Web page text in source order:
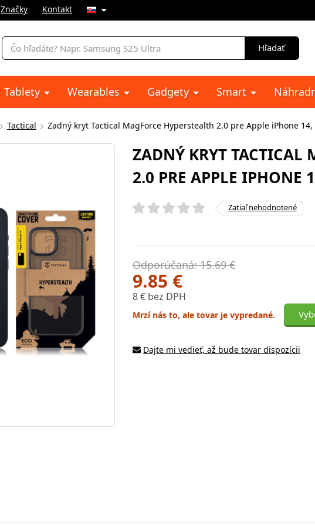
Značky Kontakt
Vyhľadávanie
Hľadať
Tablety Wearables Gadgety Smart
Tactical Zadný kryt Tactical MagForce Hyperstealth 2.0 pre Apple iPhone
ZADNÝ KRYT TACTICAL
2.0 PRE APPLE IPHONE
Zatiaľ nehodnotené
Odporúčaná: 15.69 €
9.85 €
8 € bez DPH
Mrzí nás to, ale tovar je vypredané.
Dajte mi vedieť, až bude tovar dispozícii